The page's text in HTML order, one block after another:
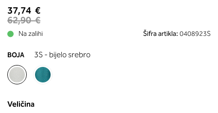
the
images
gallery
37,74 €
62,90 €
Na zalihi Šifra artikla: 0408923S
BOJA 3S - bijelo srebro
Veličina